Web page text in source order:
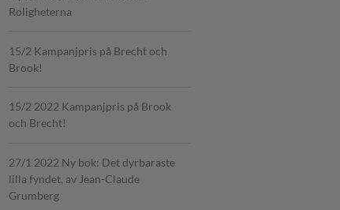
Roligheterna
15/2 Kampanjpris på Brecht och
Brook!
15/2 2022 Kampanjpris på Brook
och Brecht!
27/1 2022 Ny bok: Det dyrbaraste
lilla fyndet, av Jean-Claude
Grumberg